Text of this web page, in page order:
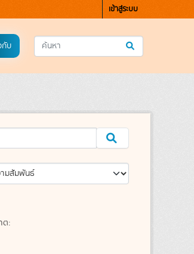
เข้าสู่ระบบ
กับ
: